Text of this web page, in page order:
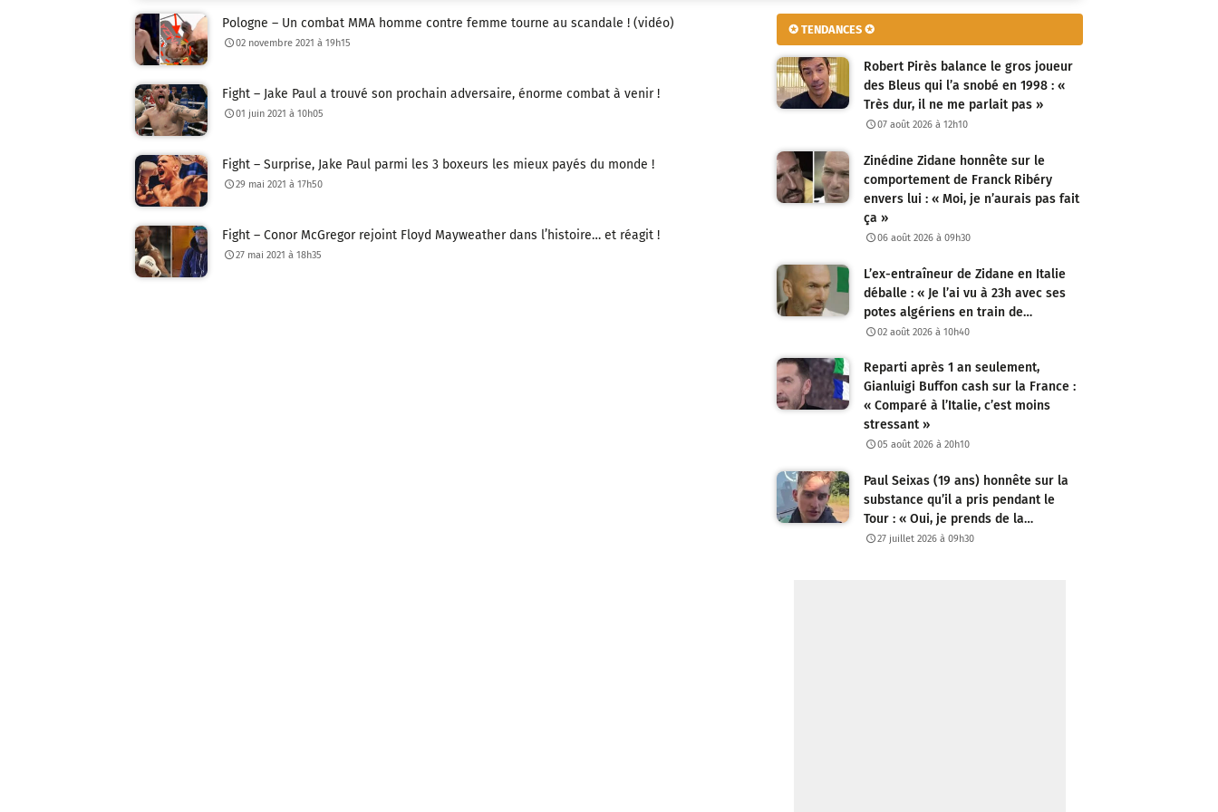
Pologne – Un combat MMA homme contre femme tourne au scandale ! (vidéo)
02 novembre 2021 à 19h15
Fight – Jake Paul a trouvé son prochain adversaire, énorme combat à venir !
01 juin 2021 à 10h05
Fight – Surprise, Jake Paul parmi les 3 boxeurs les mieux payés du monde !
29 mai 2021 à 17h50
Fight – Conor McGregor rejoint Floyd Mayweather dans l’histoire… et réagit !
27 mai 2021 à 18h35
✪ TENDANCES ✪
Robert Pirès balance le gros joueur
des Bleus qui l’a snobé en 1998 : «
Très dur, il ne me parlait pas »
07 août 2026 à 12h10
Zinédine Zidane honnête sur le
comportement de Franck Ribéry
envers lui : « Moi, je n’aurais pas fait
ça »
06 août 2026 à 09h30
L’ex-entraîneur de Zidane en Italie
déballe : « Je l’ai vu à 23h avec ses
potes algériens en train de…
02 août 2026 à 10h40
Reparti après 1 an seulement,
Gianluigi Buffon cash sur la France :
« Comparé à l’Italie, c’est moins
stressant »
05 août 2026 à 20h10
Paul Seixas (19 ans) honnête sur la
substance qu’il a pris pendant le
Tour : « Oui, je prends de la…
27 juillet 2026 à 09h30